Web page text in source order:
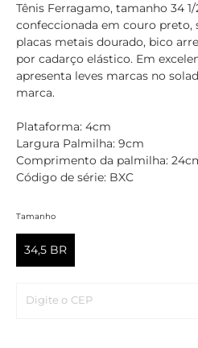
Tênis Ferragamo, tamanho 34 1/
confeccionada em couro preto,
placas metais dourado, bico
por cadarço elástico. Em
apresenta leves marcas no
marca.
Plataforma: 4cm
Largura Palmilha: 9cm
Comprimento da palmilha:
Código de série: BXC
Tamanho
34,5 BR
Digite o CEP